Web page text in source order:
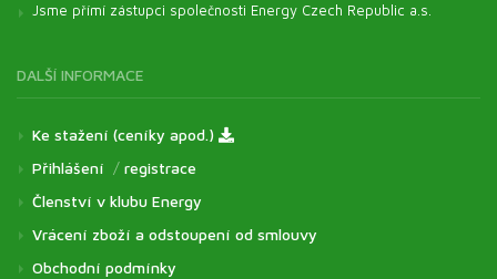
Jsme přímí zástupci společnosti Energy Czech Republic a.s.
DALŠÍ INFORMACE
Ke stažení (ceníky apod.)
Přihlášení / registrace
Členství v klubu Energy
Vrácení zboží a odstoupení od smlouvy
Obchodní podmínky